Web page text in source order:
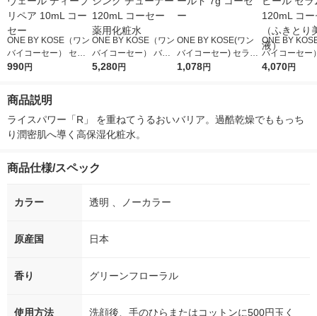
ONE BY KOSE（ワン
バイコーセー） セラ
ムヴェール ディープ
990円
ONE BY KOSE（ワン
バイコーセー） バラ
ンシング チューナー
5,280円
ONE BY KOSE(ワン
バイコーセー) セラム
シールド 7g コーセー
1,078円
ONE BY
バイコーセー
アピール セ
4,070円
商品説明
ライスパワー「R」 を重ねてうるおいバリア。過酷乾燥でももっち
り潤密肌へ導く高保湿化粧水。
商品仕様/スペック
カラー 透明 、ノーカラー
原産国 日本
香り グリーンフローラル
使用方法 洗顔後、手のひらまたはコットンに500円玉く